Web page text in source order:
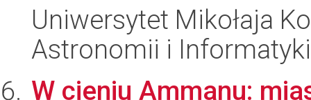
Uniwersytet Mikołaja
Astronomii i
W cieniu Ammanu: